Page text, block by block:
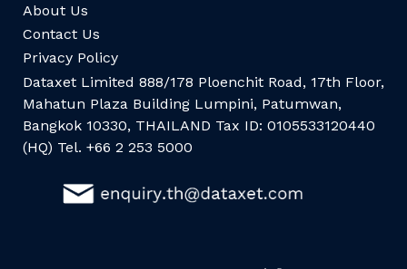
About Us
Contact Us
Privacy Policy
Dataxet Limited 888/178 Ploenchit Road, 17th Floor,
Mahatun Plaza Building Lumpini, Patumwan,
Bangkok 10330, THAILAND Tax ID: 0105533120440
(HQ) Tel. +66 2 253 5000